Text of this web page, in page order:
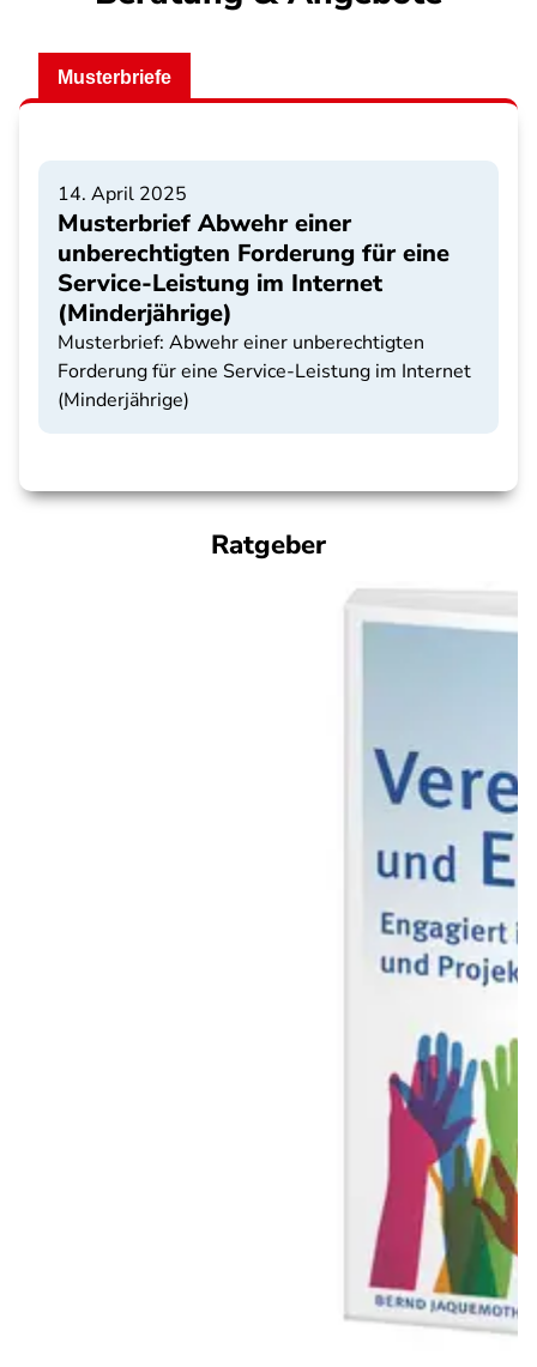
Musterbriefe
14. April 2025
Musterbrief Abwehr einer
unberechtigten Forderung für eine
Service-Leistung im Internet
(Minderjährige)
Musterbrief: Abwehr einer unberechtigten
Forderung für eine Service-Leistung im Internet
(Minderjährige)
Ratgeber